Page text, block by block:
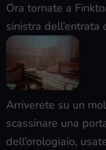
Ora tornate a
sinistra dell’entrata
Arriverete su un
scassinare una
dell’orologiaio,